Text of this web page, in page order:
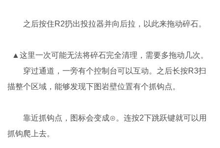
之后按住R2扔出投拉器并向后拉，以此来拖动碎石。
▲这里一次可能无法将碎石完全清理，需要多拖动几次。
穿过通道，一旁有个控制台可以互动。之后长按R3扫
描整个区域，能够发现下图岩壁位置有个抓钩点。
靠近抓钩点，图标会变成⊙。连按2下跳跃键就可以用
抓钩爬上去。